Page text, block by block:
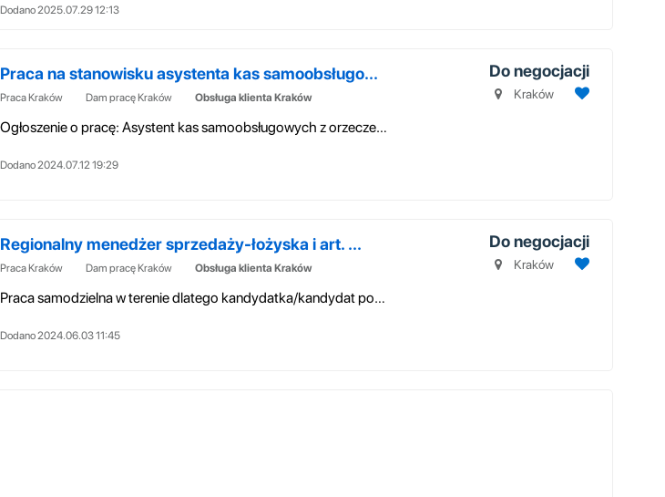
Dodano 2025.07.29 12:13
Praca na stanowisku asystenta kas samoobsługo...
Praca Kraków Dam pracę Kraków Obsługa klienta Kraków
Ogłoszenie o pracę: Asystent kas samoobsługowych z orzeczeniem o niepełn...
Dodano 2024.07.12 19:29
Do negocjacji
Kraków
Regionalny menedżer sprzedaży-łożyska i art. ...
Praca Kraków Dam pracę Kraków Obsługa klienta Kraków
Praca samodzielna w terenie dlatego kandydatka/kandydat powinien wykazyw...
Dodano 2024.06.03 11:45
Do negocjacji
Kraków